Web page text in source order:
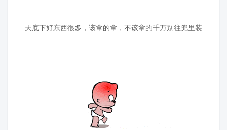
天底下好东西很多，该拿的拿，不该拿的千万别往兜里装